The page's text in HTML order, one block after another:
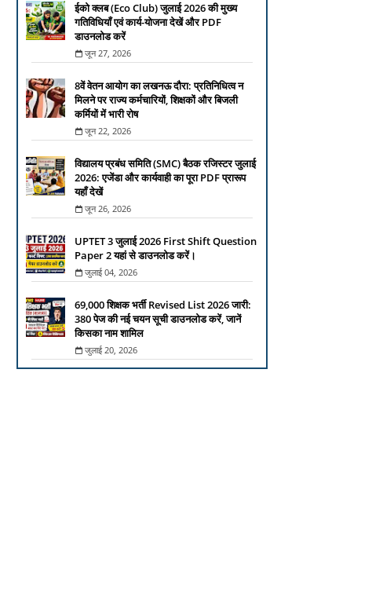
ईको क्लब (Eco Club) जुलाई 2026 की मुख्य
गतिविधियाँ एवं कार्य-योजना देखें और PDF
डाउनलोड करें
जून 27, 2026
8वें वेतन आयोग का लखनऊ दौरा: प्रतिनिधित्व न
मिलने पर राज्य कर्मचारियों, शिक्षकों और बिजली
कर्मियों में भारी रोष
जून 22, 2026
विद्यालय प्रबंध समिति (SMC) बैठक रजिस्टर जुलाई
2026: एजेंडा और कार्यवाही का पूरा PDF प्रारूप
यहाँ देखें
जून 26, 2026
UPTET 3 जुलाई 2026 First Shift Question
Paper 2 यहां से डाउनलोड करें।
जुलाई 04, 2026
69,000 शिक्षक भर्ती Revised List 2026 जारी:
380 पेज की नई चयन सूची डाउनलोड करें, जानें
किसका नाम शामिल
जुलाई 20, 2026